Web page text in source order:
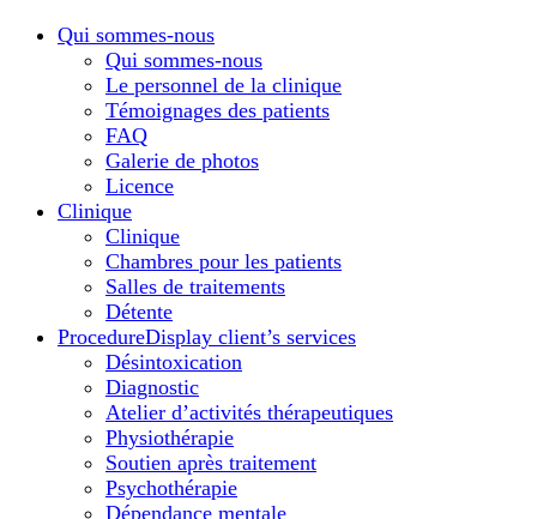
Qui sommes-nous
Qui sommes-nous
Le personnel de la clinique
Témoignages des patients
FAQ
Galerie de photos
Licence
Сlinique
Сlinique
Chambres pour les patients
Salles de traitements
Détente
ProcedureDisplay client’s services
Désintoxication
Diagnostic
Atelier d’activités thérapeutiques
Physiothérapie
Soutien après traitement
Psychothérapie
Dépendance mentale